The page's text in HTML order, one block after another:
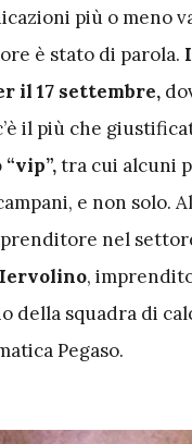
più o meno
è stato di parola.
il 17 settembre,
il più che
tra cui alcuni
e non solo.
nel
,
della squadra di
Pegaso.